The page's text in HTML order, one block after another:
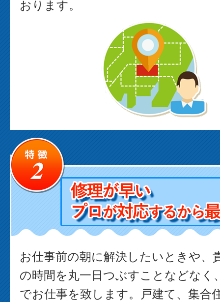
おります。
お仕事前の朝に解決したいときや、
の時間を丸一日つぶすことなどなく
でお仕事を致します。戸建て、集合